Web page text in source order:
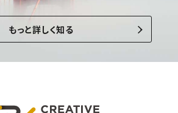
もっと詳しく知る